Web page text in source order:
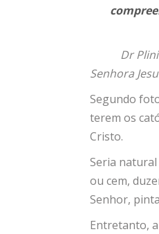
Dr
Senhora
Segundo
terem os
Cristo.
Seria
ou cem,
Senhor,
Entretanto,